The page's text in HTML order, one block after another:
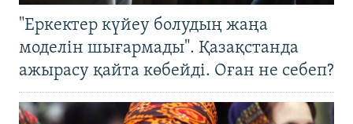
"Еркектер күйеу болудың жаңа
моделін шығармады". Қазақстанда
ажырасу қайта көбейді. Оған не себеп?